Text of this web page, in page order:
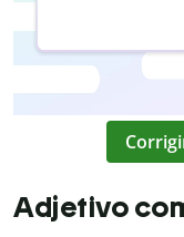
Adjetivo